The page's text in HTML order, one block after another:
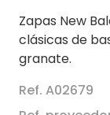
Zapas New
clásicas de
granate.
Ref. A02679